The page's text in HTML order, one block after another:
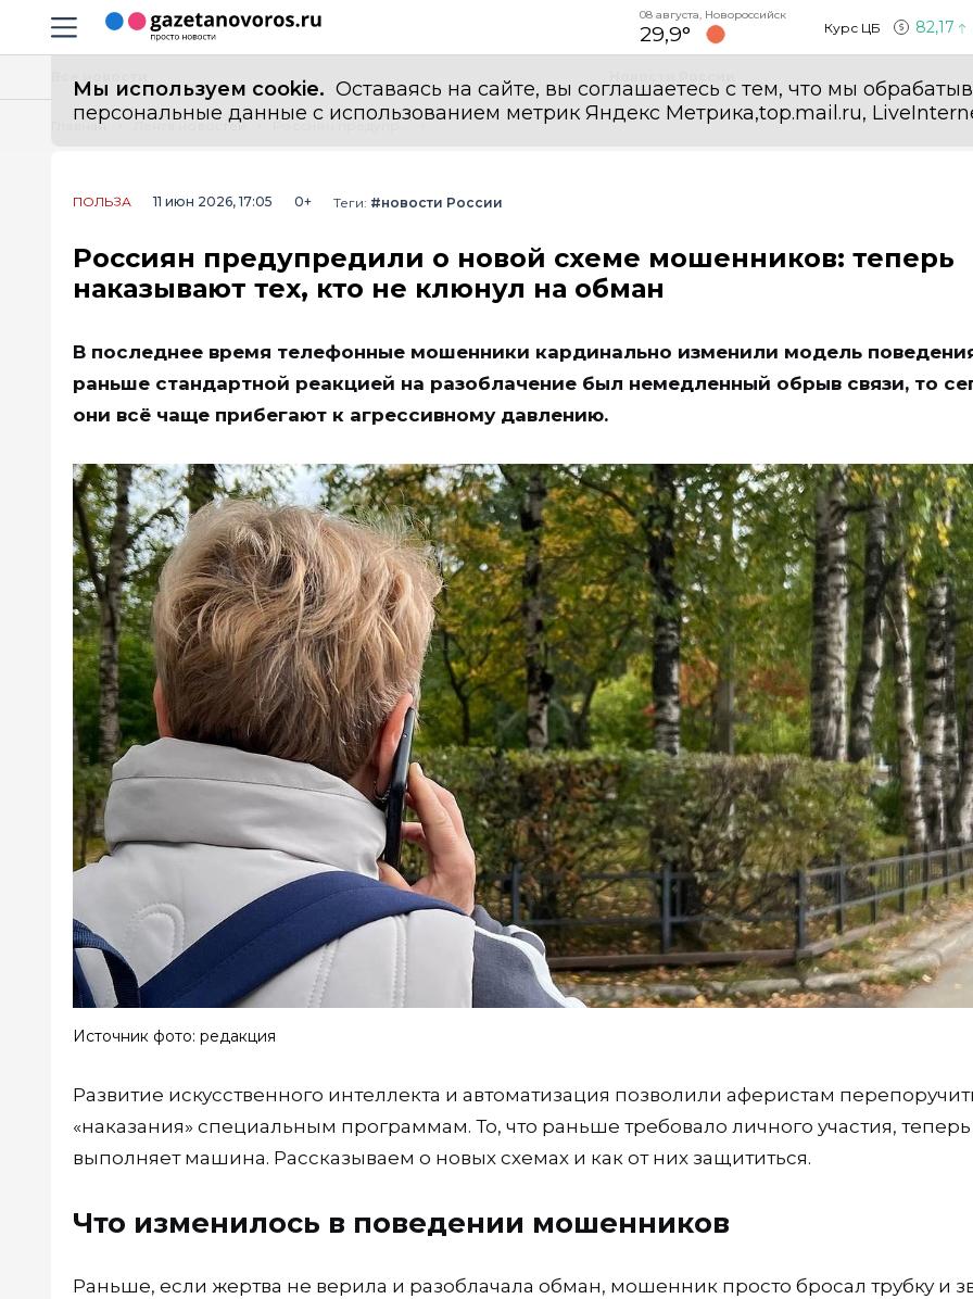
Навигация сайта
08 августа, Новороссийск
29,9° Курс ЦБ 82,17
Мы используем cookie. Оставаясь на сайте, вы соглашаетесь с тем, что мы
персональные данные с использованием метрик Яндекс Метрика,top.mail.ru,
Главная Лента новостей Россиян предупредили о новой схеме мошенников: теперь наказывают тех, кто не клюнул на обман
ПОЛЬЗА 11 июн 2026, 17:05 0+ Теги: #новости России
Россиян предупредили о новой схеме мошенников: теперь
наказывают тех, кто не клюнул на обман
В последнее время телефонные мошенники кардинально изменили модель
раньше стандартной реакцией на разоблачение был немедленный обрыв связи, то
они всё чаще прибегают к агрессивному давлению.
Источник фото: редакция
Развитие искусственного интеллекта и автоматизация позволили аферистам
«наказания» специальным программам. То, что раньше требовало личного участия, теперь
выполняет машина. Рассказываем о новых схемах и как от них защититься.
Что изменилось в поведении мошенников
Раньше, если жертва не верила и разоблачала обман, мошенник просто бросал трубку и